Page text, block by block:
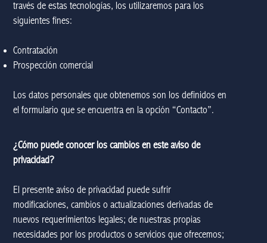
través de estas tecnologías, los utilizaremos para los
siguientes fines:
Contratación
Prospección comercial
Los datos personales que obtenemos son los definidos en
el formulario que se encuentra en la opción “Contacto”.
¿Cómo puede conocer los cambios en este aviso de
privacidad?
El presente aviso de privacidad puede sufrir
modificaciones, cambios o actualizaciones derivadas de
nuevos requerimientos legales; de nuestras propias
necesidades por los productos o servicios que ofrecemos;